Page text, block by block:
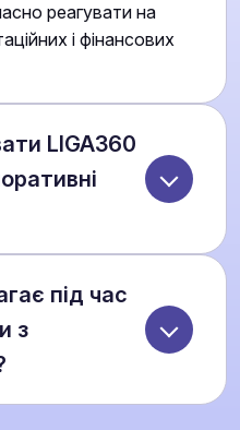
реагувати на
і фінансових
LIGA360
Це забезпечує
для юристів,
топ-менеджменту, де
в одному
під час
з